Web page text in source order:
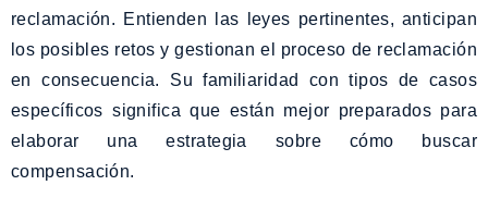
reclamación. Entienden las leyes pertinentes, anticipan
los posibles retos y gestionan el proceso de reclamación
en consecuencia. Su familiaridad con tipos de casos
específicos significa que están mejor preparados para
elaborar una estrategia sobre cómo buscar
compensación.